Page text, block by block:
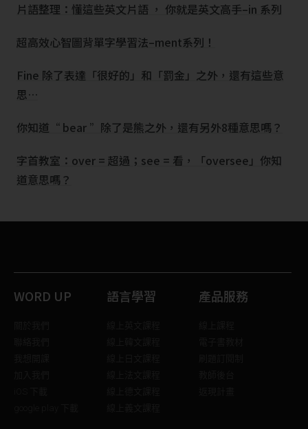
片語整理：懂這些英文片語 ， 你就是英文高手–in 系列
超高效心智圖背單字學習法–ment系列！
Fine 除了表達「很好的」和「罰金」之外，還有這些意
思…
你知道“ bear ”除了是熊之外，還有另外8種意思嗎？
字首教室：over = 超過；see = 看，「oversee」你知
道意思嗎？
WORD UP 語言學習 產品服務